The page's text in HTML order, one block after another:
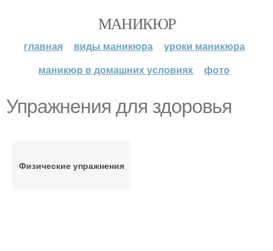
МАНИКЮР
главная виды маникюра
уроки маникюра
маникюр в домашних условиях
фото
Упражнения для здоровья
Физические упражнения